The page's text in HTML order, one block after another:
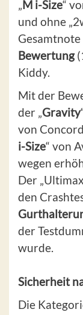
„M i-Size“
und ohne
Gesamtnote
Bewertung
Kiddy.
Mit der
der „Gravity
von
i-Size“ von
wegen
Der
den
der
wurde.
Sicherheit
Die